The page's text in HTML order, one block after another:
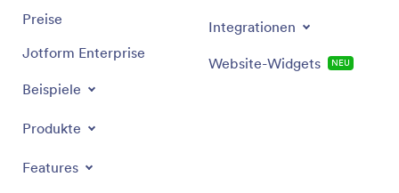
Preise
Jotform Enterprise
Beispiele
Produkte
Features
Integrationen
Website-Widgets NEU